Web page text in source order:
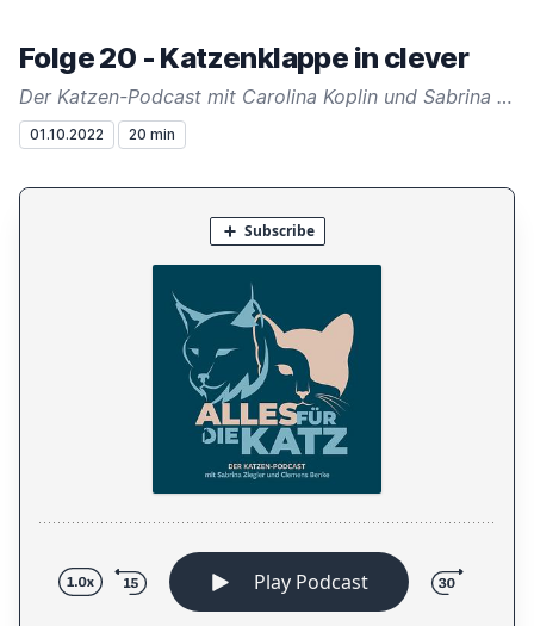
Folge 20 - Katzenklappe in clever
Der Katzen-Podcast mit Carolina Koplin und Sabrina Ziegler
01.10.2022 20 min